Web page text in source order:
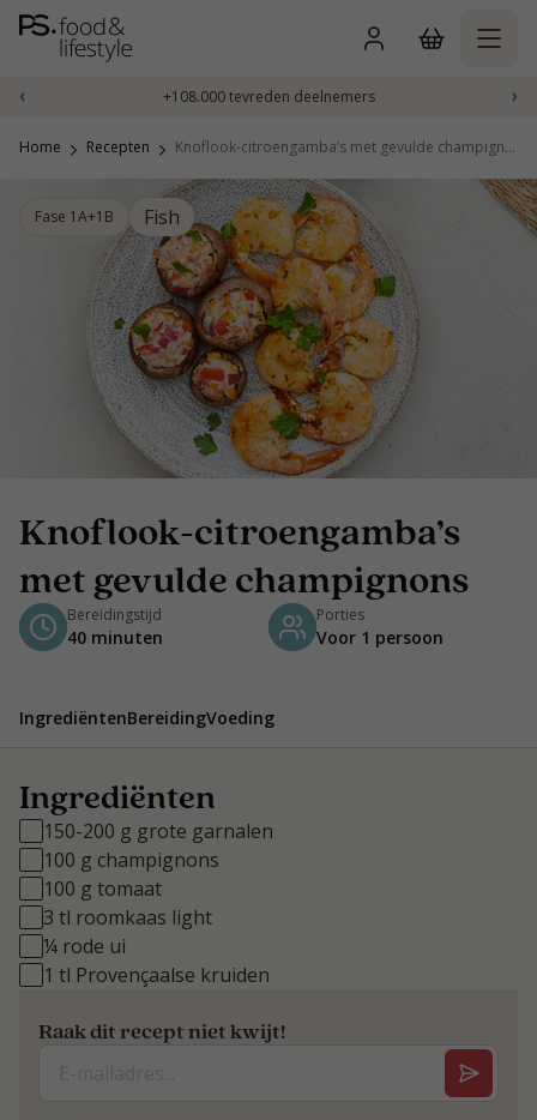
Naar
inhoud
‹ +108.000 tevreden deelnemers ›
Home Recepten Knoflook-citroengamba’s met gevulde champignons
Fase 1A+1B Fish
Knoflook-citroengamba’s
met gevulde champignons
Bereidingstijd
40 minuten
Porties
Voor 1 persoon
IngrediëntenBereidingVoeding
Ingrediënten
150-200 g grote garnalen
100 g champignons
100 g tomaat
3 tl roomkaas light
¼ rode ui
1 tl Provençaalse kruiden
Raak dit recept niet kwijt!